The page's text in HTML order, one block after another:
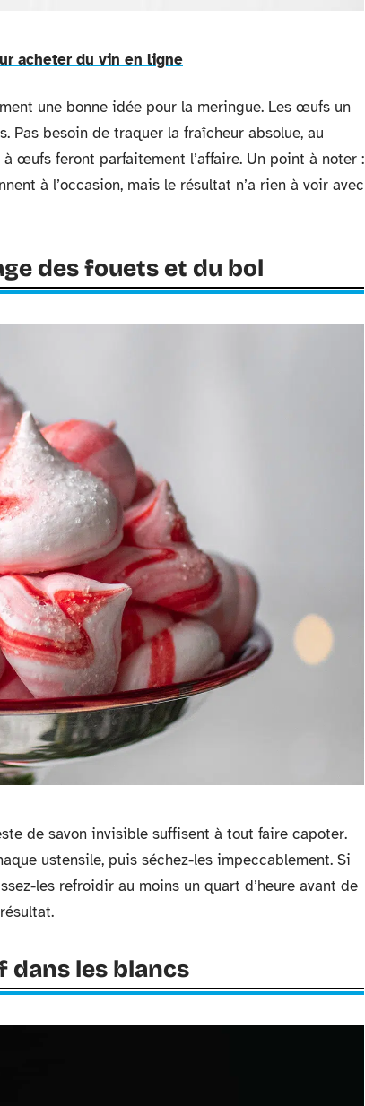
acheter du vin en ligne
une bonne idée pour la meringue. Les œufs un
Pas besoin de traquer la fraîcheur absolue, au
œufs feront parfaitement l’affaire. Un point à noter :
à l’occasion, mais le résultat n’a rien à voir avec
des fouets et du bol
de savon invisible suffisent à tout faire capoter.
ustensile, puis séchez-les impeccablement. Si
les refroidir au moins un quart d’heure avant de
dans les blancs